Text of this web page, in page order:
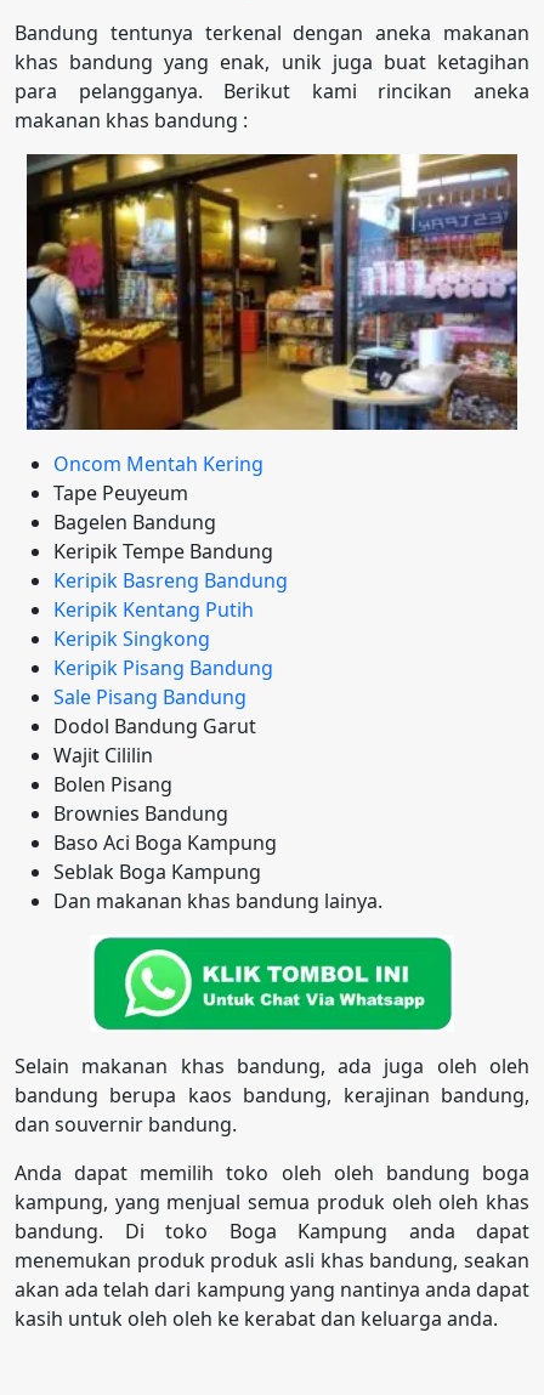
Bandung tentunya terkenal dengan aneka makanan
khas bandung yang enak, unik juga buat ketagihan
para pelangganya. Berikut kami rincikan aneka
makanan khas bandung :
Oncom Mentah Kering
Tape Peuyeum
Bagelen Bandung
Keripik Tempe Bandung
Keripik Basreng Bandung
Keripik Kentang Putih
Keripik Singkong
Keripik Pisang Bandung
Sale Pisang Bandung
Dodol Bandung Garut
Wajit Cililin
Bolen Pisang
Brownies Bandung
Baso Aci Boga Kampung
Seblak Boga Kampung
Dan makanan khas bandung lainya.
Selain makanan khas bandung, ada juga oleh oleh
bandung berupa kaos bandung, kerajinan bandung,
dan souvernir bandung.
Anda dapat memilih toko oleh oleh bandung boga
kampung, yang menjual semua produk oleh oleh khas
bandung. Di toko Boga Kampung anda dapat
menemukan produk produk asli khas bandung, seakan
akan ada telah dari kampung yang nantinya anda dapat
kasih untuk oleh oleh ke kerabat dan keluarga anda.